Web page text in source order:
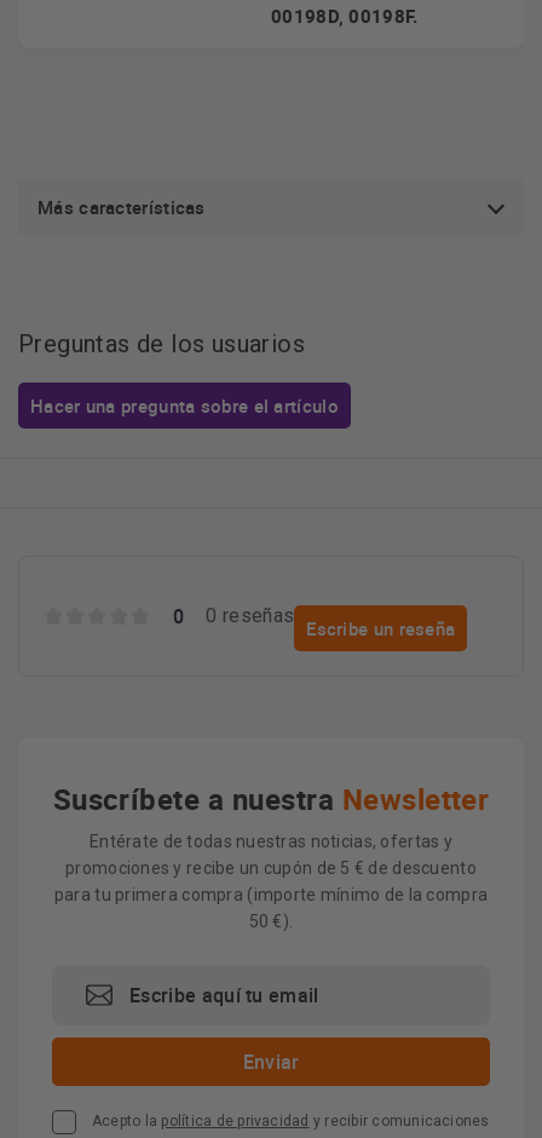
00198D, 00198F.
Más características
Preguntas de los usuarios
Hacer una pregunta sobre el artículo
0 0 reseñas
Escribe un reseña
Suscríbete a nuestra Newsletter
Entérate de todas nuestras noticias, ofertas y
promociones y recibe un cupón de 5 € de descuento
para tu primera compra (importe mínimo de la compra
50 €).
Acepto la política de privacidad y recibir comunicaciones